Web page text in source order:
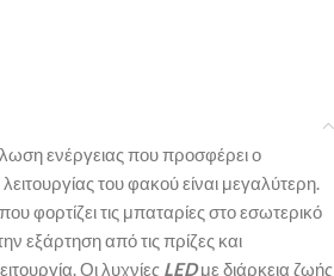
ενέργειας που προσφέρει ο
λειτουργίας του φακού είναι μεγαλύτερη.
φορτίζει τις μπαταρίες στο εσωτερικό
εξάρτηση από τις πρίζες και
Οι λυχνίες LEDμε διάρκεια ζωής